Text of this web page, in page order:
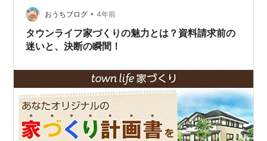
おうちブログ • 4年前
タウンライフ家づくりの魅力とは？資料請求前の
迷いと、決断の瞬間！